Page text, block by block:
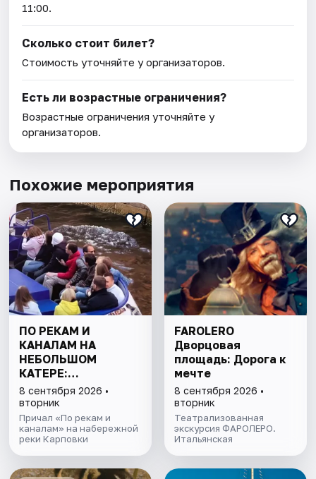
11:00.
Сколько стоит билет?
Стоимость уточняйте у организаторов.
Есть ли возрастные ограничения?
Возрастные ограничения уточняйте у
организаторов.
Похожие мероприятия
ПО РЕКАМ И
КАНАЛАМ НА
НЕБОЛЬШОМ
КАТЕРЕ:
ПЕТРОГРАДКА И
ПАРАДНАЯ НЕВА
8 сентября 2026 •
вторник
Причал «По рекам и
каналам» на набережной
реки Карповки
FAROLERO
Дворцовая
площадь: Дорога к
мечте
8 сентября 2026 •
вторник
Театрализованная
экскурсия ФАРОЛЕРО.
Итальянская